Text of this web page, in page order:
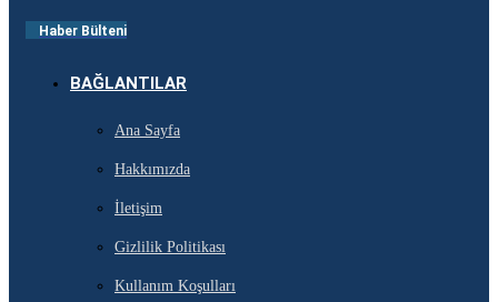
Haber Bülteni
BAĞLANTILAR
Ana Sayfa
Hakkımızda
İletişim
Gizlilik Politikası
Kullanım Koşulları